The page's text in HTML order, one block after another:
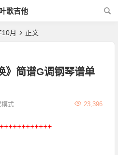
歌吉他
月 正文
》简谱G调钢琴谱单
23,396
模式